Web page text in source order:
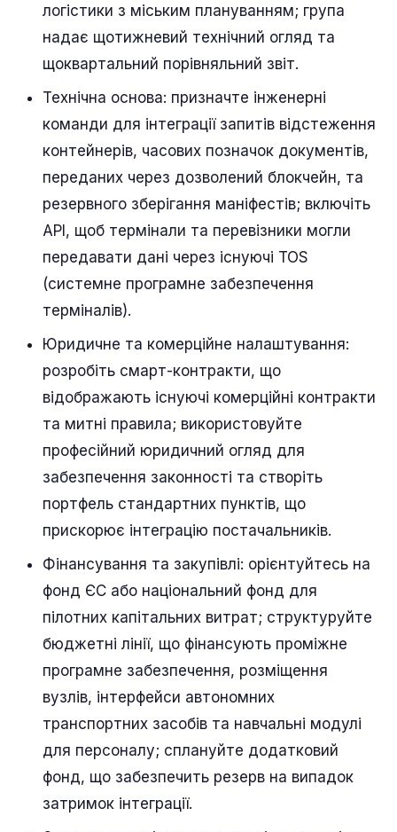
логістики з міським плануванням; група
надає щотижневий технічний огляд та
щоквартальний порівняльний звіт.
Технічна основа: призначте інженерні
команди для інтеграції запитів відстеження
контейнерів, часових позначок документів,
переданих через дозволений блокчейн, та
резервного зберігання маніфестів; включіть
API, щоб термінали та перевізники могли
передавати дані через існуючі TOS
(системне програмне забезпечення
терміналів).
Юридичне та комерційне налаштування:
розробіть смарт-контракти, що
відображають існуючі комерційні контракти
та митні правила; використовуйте
професійний юридичний огляд для
забезпечення законності та створіть
портфель стандартних пунктів, що
прискорює інтеграцію постачальників.
Фінансування та закупівлі: орієнтуйтесь на
фонд ЄС або національний фонд для
пілотних капітальних витрат; структуруйте
бюджетні лінії, що фінансують проміжне
програмне забезпечення, розміщення
вузлів, інтерфейси автономних
транспортних засобів та навчальні модулі
для персоналу; сплануйте додатковий
фонд, що забезпечить резерв на випадок
затримок інтеграції.